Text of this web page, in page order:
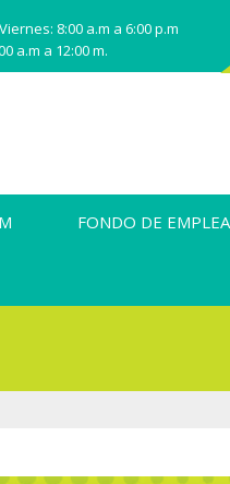
8:00 a.m a 6:00 p.m
a.m a 12:00 m.
FONDO DE